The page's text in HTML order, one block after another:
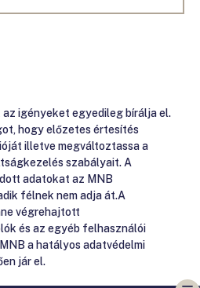
igényeket egyedileg bírálja el.
hogy előzetes értesítés
illetve megváltoztassa a
szabályait. A
adatokat az MNB
félnek nem adja át.A
végrehajtott
és az egyéb felhasználói
a hatályos adatvédelmi
jár el.